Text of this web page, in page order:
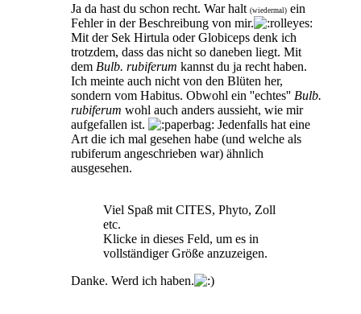
Ja da hast du schon recht. War halt (wiedermal) ein
Fehler in der Beschreibung von mir.
Mit der Sek Hirtula oder Globiceps denk ich
trotzdem, dass das nicht so daneben liegt. Mit
dem Bulb. rubiferum kannst du ja recht haben.
Ich meinte auch nicht von den Blüten her,
sondern vom Habitus. Obwohl ein ''echtes'' Bulb.
rubiferum wohl auch anders aussieht, wie mir
aufgefallen ist.
Jedenfalls hat eine
Art die ich mal gesehen habe (und welche als
rubiferum angeschrieben war) ähnlich
ausgesehen.
Viel Spaß mit CITES, Phyto, Zoll
etc.
Klicke in dieses Feld, um es in
vollständiger Größe anzuzeigen.
Danke. Werd ich haben.